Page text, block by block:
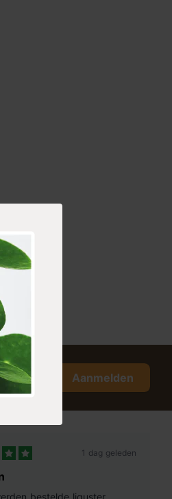
Aanmelden
1 dag geleden
bestelde liguster